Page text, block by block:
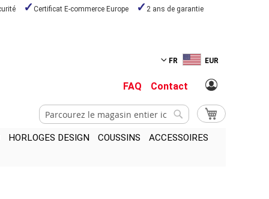
Certificat E-commerce Europe 2 ans de garantie
FR EUR
FAQ Contact
Mon panier
Chercher
HORLOGES DESIGN COUSSINS
ACCESSOIRES